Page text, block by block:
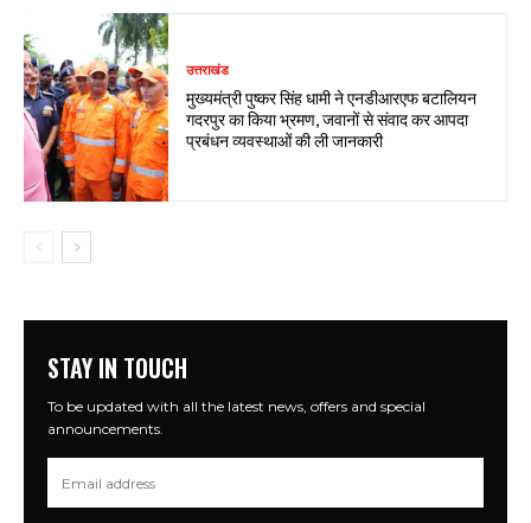
उत्तराखंड
मुख्यमंत्री पुष्कर सिंह धामी ने एनडीआरएफ बटालियन
गदरपुर का किया भ्रमण, जवानों से संवाद कर आपदा
प्रबंधन व्यवस्थाओं की ली जानकारी
STAY IN TOUCH
To be updated with all the latest news, offers and special
announcements.